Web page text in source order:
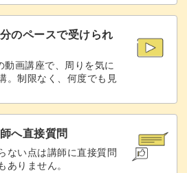
のペースで受けられ
画講座で、周りを気に
。制限なく、何度でも見
へ直接質問
ない点は講師に直接質問
りません。